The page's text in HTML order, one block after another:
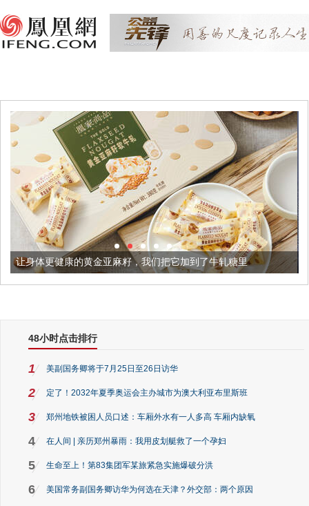
黄金亚麻籽，我们把它加到了牛轧糖里 被列入佛家七宝的
48小时点击排行
1 美副国务卿将于7月25日至26日访华
2 定了！2032年夏季奥运会主办城市为澳大利亚布里斯班
3 郑州地铁被困人员口述：车厢外水有一人多高 车厢内缺氧
4 在人间 | 亲历郑州暴雨：我用皮划艇救了一个孕妇
5 生命至上！第83集团军某旅紧急实施爆破分洪
6 美国常务副国务卿访华为何选在天津？外交部：两个原因